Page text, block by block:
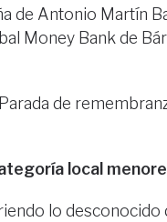
de Antonio Martín
Money Bank de
de
local
lo desconocido